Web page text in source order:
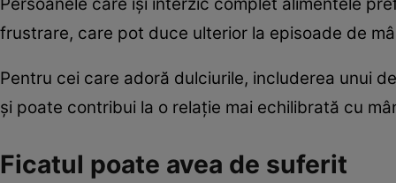
frustrare, care pot duce ulterior la episoade de
Pentru cei care adoră dulciurile, includerea unui
și poate contribui la o relație mai echilibrată cu
Ficatul poate avea de suferit